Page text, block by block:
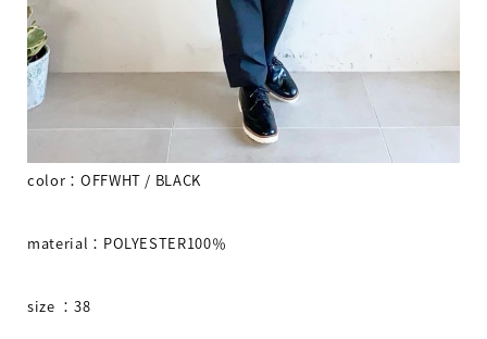
color ： OFFWHT / BLACK
material ： POLYESTER100％
size ： 38